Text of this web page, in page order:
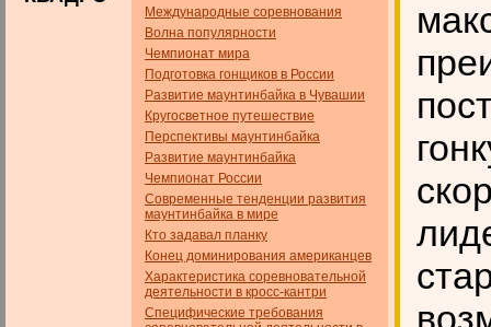
Международные соревнования
Волна популярности
Чемпионат мира
Подготовка гонщиков в России
Развитие маунтинбайка в Чувашии
Кругосветное путешествие
Перспективы маунтинбайка
Развитие маунтинбайка
Чемпионат России
Современные тенденции развития
маунтинбайка в мире
Кто задавал планку
Конец доминирования американцев
Характеристика соревновательной
деятельности в кросс-кантри
Специфические требования